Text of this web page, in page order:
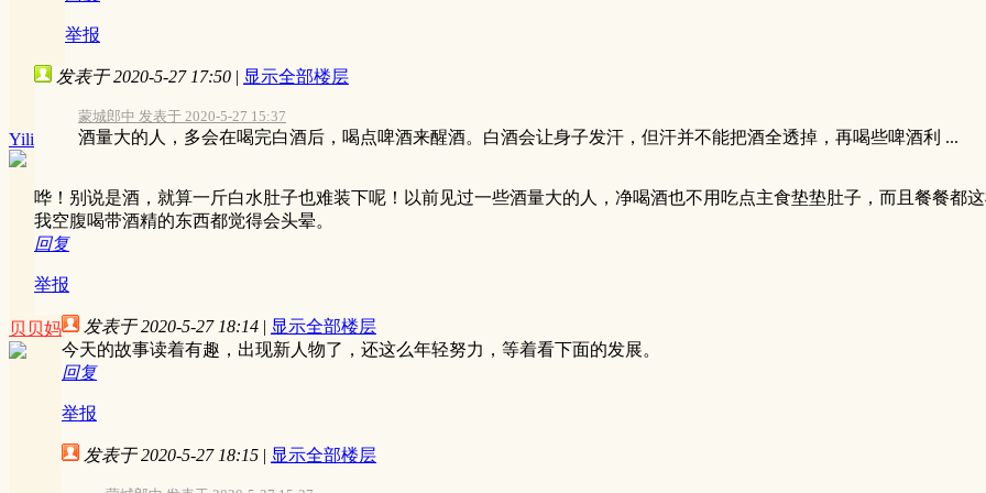
举报
Yili
发表于 2020-5-27 17:50 | 显示全部楼层
蒙城郎中 发表于 2020-5-27 15:37
酒量大的人，多会在喝完白酒后，喝点啤酒来醒酒。白酒会让身子发汗，但汗并不能把酒全透掉，再喝些啤酒利 ...
哗！别说是酒，就算一斤白水肚子也难装下呢！以前见过一些酒量大的人，净喝酒也不用吃点主食垫垫肚子，而且餐餐都
我空腹喝带酒精的东西都觉得会头晕。
回复
举报
贝贝妈 发表于 2020-5-27 18:14 | 显示全部楼层
今天的故事读着有趣，出现新人物了，还这么年轻努力，等着看下面的发展。
回复
举报
发表于 2020-5-27 18:15 | 显示全部楼层